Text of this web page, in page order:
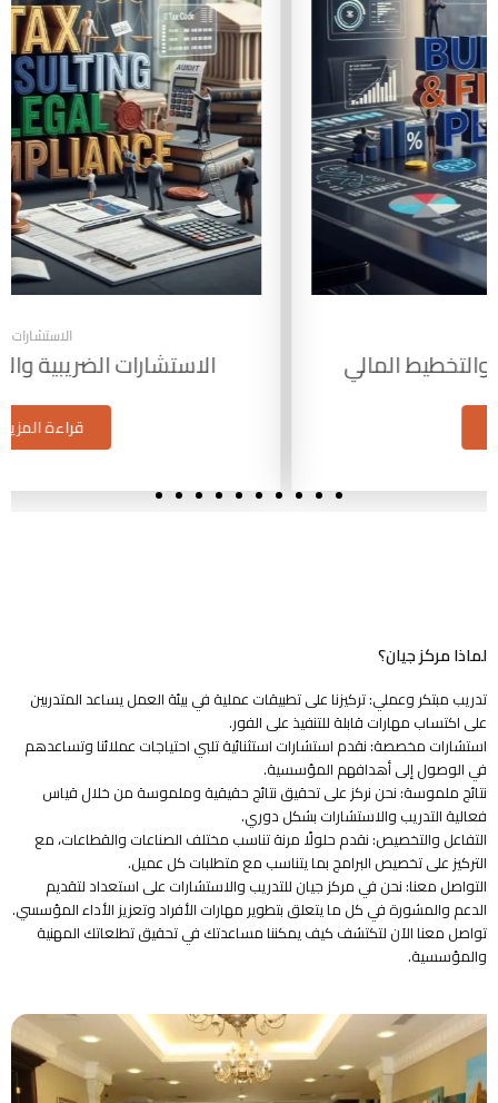
الاستشارات الضريبية والامتثال القانوني
لماذا مركز جيان؟
تدريب مبتكر وعملي: تركيزنا على تطبيقات عملية في بيئة العمل يساعد المتدربين
على اكتساب مهارات قابلة للتنفيذ على الفور.
استشارات مخصصة: نقدم استشارات استثنائية تلبي احتياجات عملائنا وتساعدهم
في الوصول إلى أهدافهم المؤسسية.
نتائج ملموسة: نحن نركز على تحقيق نتائج حقيقية وملموسة من خلال قياس
فعالية التدريب والاستشارات بشكل دوري.
التفاعل والتخصيص: نقدم حلولًا مرنة تناسب مختلف الصناعات والقطاعات، مع
التركيز على تخصيص البرامج بما يتناسب مع متطلبات كل عميل.
التواصل معنا: نحن في مركز جيان للتدريب والاستشارات على استعداد لتقديم
الدعم والمشورة في كل ما يتعلق بتطوير مهارات الأفراد وتعزيز الأداء المؤسسي.
تواصل معنا الآن لتكتشف كيف يمكننا مساعدتك في تحقيق تطلعاتك المهنية
والمؤسسية.